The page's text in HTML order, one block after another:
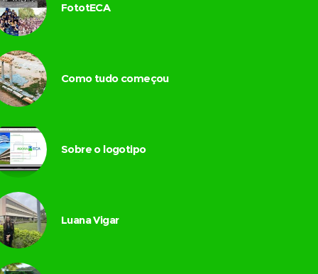
FototECA
Como tudo começou
Sobre o logotipo
Luana Vigar